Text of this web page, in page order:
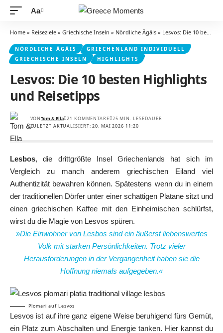
Schriftgrößenanpassung
Aa
Home » Reiseziele » Griechische Inseln » Nördliche Ägäis » Lesvos: Die 10 besten Highlights und Reisetipps
NÖRDLICHE ÄGÄIS
GRIECHENLAND INDIVIDUELL
GRIECHISCHE INSELN
HIGHLIGHTS
Lesvos: Die 10 besten Highlights
und Reisetipps
ZULETZT AKTUALISIERT: 20. MAI 2026 11:20
VONTom & Ella 21 KOMMENTARE 25 MIN. LESEDAUER
Lesbos, die drittgrößte Insel Griechenlands hat sich im
Vergleich zu manch anderem griechischen Eiland viel
Authentizität bewahren können. Spätestens wenn du in einem
der traditionellen Dörfer unter einer schattigen Platane sitzt und
einen griechischen Kaffee mit den Einheimischen schlürfst,
wirst du die Magie von Lesvos spüren.
»Die Einwohner von Lesbos sind ein äußerst liebenswertes
Volk mit starken Persönlichkeiten. Trotz vieler
Herausforderungen in der Vergangenheit haben sie die
Hoffnung niemals aufgegeben.«
Plomari auf Lesvos
Lesvos ist auf ihre ganz eigene Weise beruhigend fürs Gemüt,
ein Platz zum Abschalten und Energie tanken. Hier kannst du